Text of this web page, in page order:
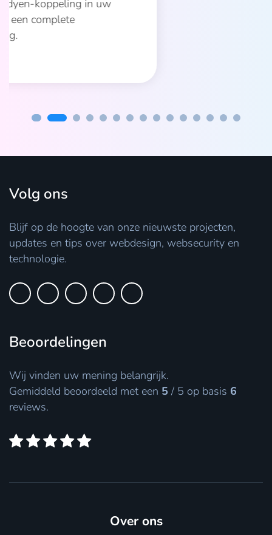
Betaal na ontvangst van je bestelling,
alleen voor artikelen die je houdt.
Volg ons
Blijf op de hoogte van onze nieuwste projecten,
updates en tips over webdesign, websecurity en
technologie.
Beoordelingen
Wij vinden uw mening belangrijk.
Gemiddeld beoordeeld met een 5 / 5 op basis 6
reviews.
Over ons